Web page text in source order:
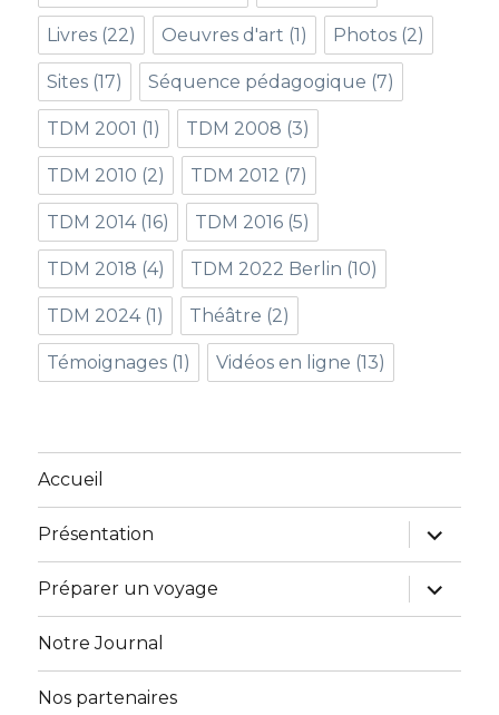
Livres (22) Oeuvres d'art (1) Photos (2)
Sites (17) Séquence pédagogique (7)
TDM 2001 (1) TDM 2008 (3)
TDM 2010 (2) TDM 2012 (7)
TDM 2014(16) TDM 2016 (5)
TDM 2018 (4) TDM 2022 Berlin (10)
TDM 2024(1) Théâtre (2)
Témoignages (1) Vidéos en ligne (13)
Accueil
Présentation
ouvrir
le
sous-
menu
Préparer un voyage
ouvrir
le
sous-
Notre Journal
Nos partenaires